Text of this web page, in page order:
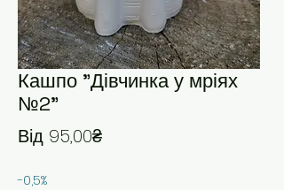
Кашпо "Дівчинка у мріях
№2"
Від 95,00₴За розпродажем
-0,5%